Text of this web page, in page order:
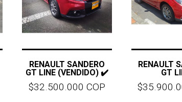
RENAULT SANDERO
GT LINE (VENDIDO) ✔️
$32.500.000 COP
RENAULT
GT